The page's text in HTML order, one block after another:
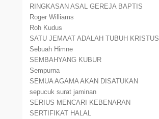
RINGKASAN ASAL GEREJA BAPTIS
Roger Williams
Roh Kudus
SATU JEMAAT ADALAH TUBUH KRISTUS
Sebuah Himne
SEMBAHYANG KUBUR
Sempurna
SEMUA AGAMA AKAN DISATUKAN
sepucuk surat jaminan
SERIUS MENCARI KEBENARAN
SERTIFIKAT HALAL